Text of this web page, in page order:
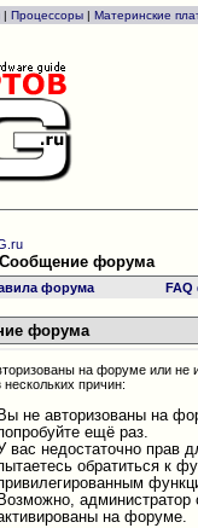
| Процессоры | Материнские
Сообщение форума
форума
форума
на форуме или не
нескольких причин:
Вы не авторизованы на
ещё раз.
вас недостаточно прав
обратиться к
Возможно,
на форуме.